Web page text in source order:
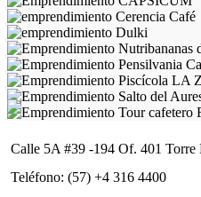
Calle 5A #39 -194 Of. 401
Teléfono: (57) +4 316 4400